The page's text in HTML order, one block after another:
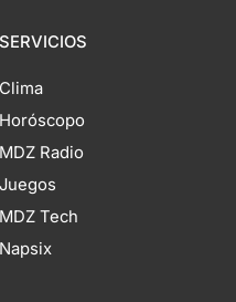
SERVICIOS
Clima
Horóscopo
MDZ Radio
Juegos
MDZ Tech
Napsix